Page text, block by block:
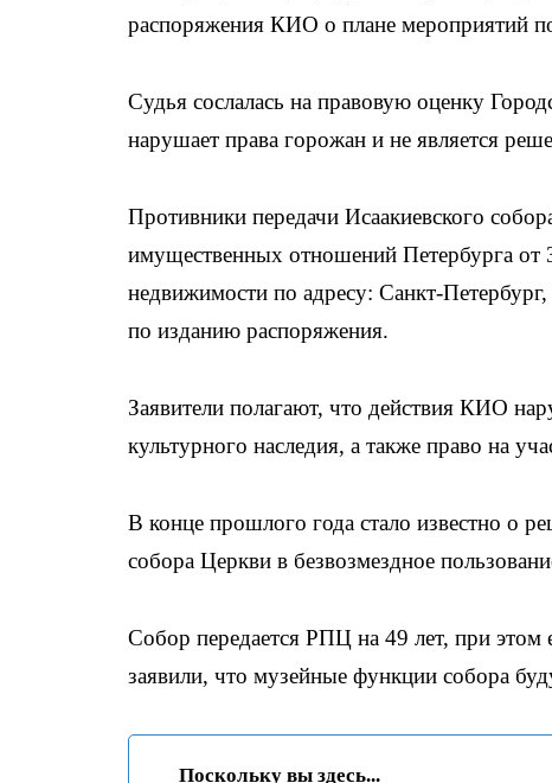
распоряжения КИО о плане мероприятий
Судья сослалась на правовую оценку
нарушает права горожан и не является
Противники передачи Исаакиевского
имущественных отношений Петербурга от
недвижимости по адресу: Санкт-
по изданию распоряжения.
Заявители полагают, что действия КИО
культурного наследия, а также право на
В конце прошлого года стало известно о
собора Церкви в безвозмездное
Собор передается РПЦ на 49 лет, при этом
заявили, что музейные функции собора
Поскольку вы здесь...